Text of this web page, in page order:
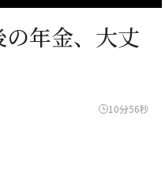
年金、大丈
10分56秒